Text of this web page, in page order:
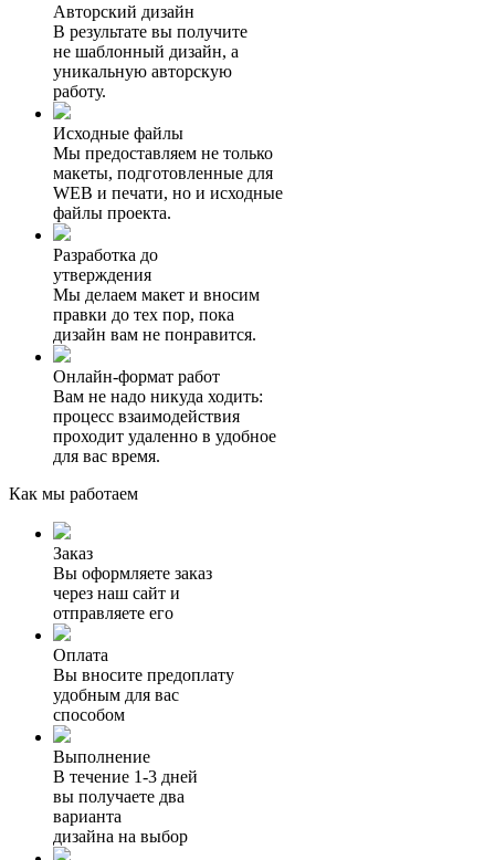
Авторский дизайн
В результате вы получите
не шаблонный дизайн, а
уникальную авторскую
работу.
Исходные файлы
Мы предоставляем не только
макеты, подготовленные для
WEB и печати, но и исходные
файлы проекта.
Разработка до
утверждения
Мы делаем макет и вносим
правки до тех пор, пока
дизайн вам не понравится.
Онлайн-формат работ
Вам не надо никуда ходить:
процесс взаимодействия
проходит удаленно в удобное
для вас время.
Как мы работаем
Заказ
Вы оформляете заказ
через наш сайт и
отправляете его
Оплата
Вы вносите предоплату
удобным для вас
способом
Выполнение
В течение 1-3 дней
вы получаете два
варианта
дизайна на выбор